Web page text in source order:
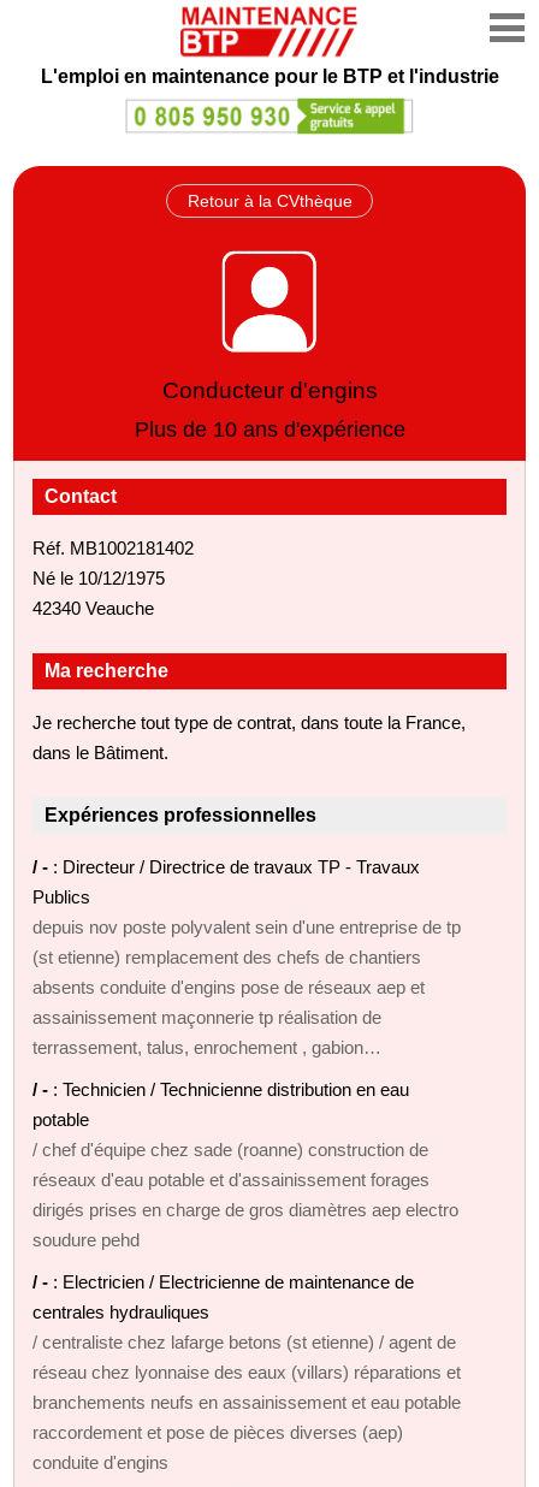
L'emploi en maintenance pour le BTP et l'industrie
Retour à la CVthèque
Conducteur d'engins
Plus de 10 ans d'expérience
Contact
Réf. MB1002181402
Né le 10/12/1975
42340 Veauche
Ma recherche
Je recherche tout type de contrat, dans toute la France,
dans le Bâtiment.
Expériences professionnelles
/ - : Directeur / Directrice de travaux TP - Travaux
Publics
depuis nov poste polyvalent sein d'une entreprise de tp
(st etienne) remplacement des chefs de chantiers
absents conduite d'engins pose de réseaux aep et
assainissement maçonnerie tp réalisation de
terrassement, talus, enrochement , gabion…
/ - : Technicien / Technicienne distribution en eau
potable
/ chef d'équipe chez sade (roanne) construction de
réseaux d'eau potable et d'assainissement forages
dirigés prises en charge de gros diamètres aep electro
soudure pehd
/ - : Electricien / Electricienne de maintenance de
centrales hydrauliques
/ centraliste chez lafarge betons (st etienne) / agent de
réseau chez lyonnaise des eaux (villars) réparations et
branchements neufs en assainissement et eau potable
raccordement et pose de pièces diverses (aep)
conduite d'engins